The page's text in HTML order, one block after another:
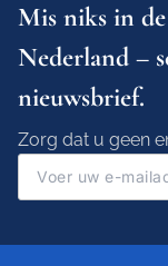
Mis niks in
Nederland –
nieuwsbrief.
Zorg dat u geen